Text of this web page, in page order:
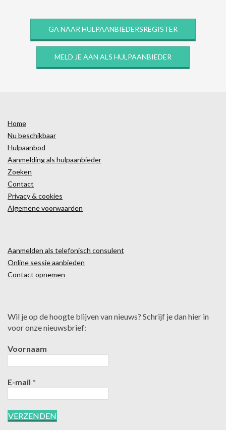
GA NAAR HULPAANBIEDERSREGISTER
MELD JE AAN ALS HULPAANBIEDER
Home
Nu beschikbaar
Hulpaanbod
Aanmelding als hulpaanbieder
Zoeken
Contact
Privacy & cookies
Algemene voorwaarden
Aanmelden als telefonisch consulent
Online sessie aanbieden
Contact opnemen
Wil je op de hoogte blijven van nieuws? Schrijf je dan hier in
voor onze nieuwsbrief:
Voornaam
E-mail *